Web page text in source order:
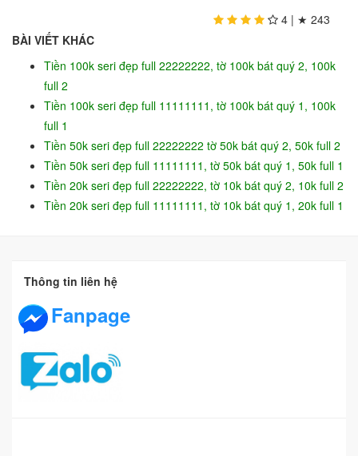
4 | ★ 243
BÀI VIẾT KHÁC
Tiền 100k seri đẹp full 22222222, tờ 100k bát quý 2, 100k
full 2
Tiền 100k seri đẹp full 11111111, tờ 100k bát quý 1, 100k
full 1
Tiền 50k seri đẹp full 22222222 tờ 50k bát quý 2, 50k full 2
Tiền 50k seri đẹp full 11111111, tờ 50k bát quý 1, 50k full 1
Tiền 20k seri đẹp full 22222222, tờ 10k bát quý 2, 10k full 2
Tiền 20k seri đẹp full 11111111, tờ 10k bát quý 1, 20k full 1
Thông tin liên hệ
Fanpage